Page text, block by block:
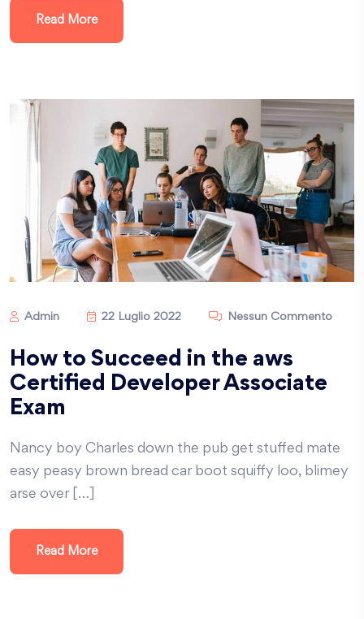
Read More
Admin 22 Luglio 2022 Nessun Commento
How to Succeed in the aws
Certified Developer Associate
Exam
Nancy boy Charles down the pub get stuffed mate
easy peasy brown bread car boot squiffy loo, blimey
arse over […]
Read More